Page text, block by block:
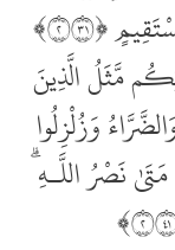
وَاللَّـهُ يَهْدِي مَن يَشَاءُ إِلَىٰ صِرَاطٍ مُّسْتَقِيمٍ ﴿٢١٣﴾
مَّثَلُ الَّذِينَ
وَزُلْزِلُوا
نَصْرُ اللَّـهِ